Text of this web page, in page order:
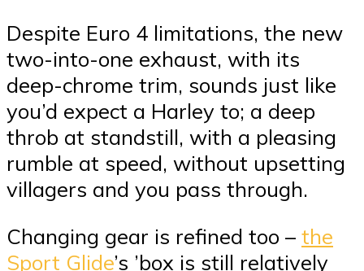
Despite Euro 4 limitations, the new
two-into-one exhaust, with its
deep-chrome trim, sounds just like
you’d expect a Harley to; a deep
throb at standstill, with a pleasing
rumble at speed, without upsetting
villagers and you pass through.
Changing gear is refined too – the
Sport Glide’s ’box is still relatively